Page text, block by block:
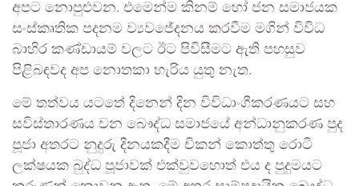
අපට නොපුළුවන. එමෙන්ම කිනම් හෝ ජන සමාජයක
සංස්කෘතික පදනම ව්‍යවජේදනය කරවීම මගින් විවිධ
බාහිර කණ්ඩායම් වලට ඊට පිවිසීමට ඇති පහසුව
පිළිබඳවද අප නොතකා හැරිය යුතු නැත.
මේ තත්වය යටතේ දිනෙන් දින විවිධාංගීකරණයට සහ
සවිස්තාරණය වන බෞද්ධ සමාජයේ අන්ධානුකරණ පුද
පූජා අතරට නුදුරු දිනයකදීම චිකන් කොත්තු රොටී
ලක්ෂයක බුද්ධ පූජාවක් එක්වුවහොත් එය ද පුදුමයට